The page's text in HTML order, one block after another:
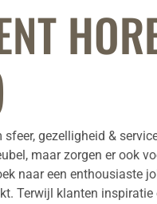
gezelligheid &
maar zorgen er ook
naar een enthousiaste
Terwijl klanten